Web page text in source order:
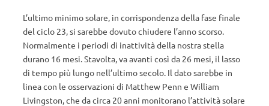
L’ultimo minimo solare, in corrispondenza della fase finale
del ciclo 23, si sarebbe dovuto chiudere l’anno scorso.
Normalmente i periodi di inattività della nostra stella
durano 16 mesi. Stavolta, va avanti così da 26 mesi, il lasso
di tempo più lungo nell’ultimo secolo. Il dato sarebbe in
linea con le osservazioni di Matthew Penn e William
Livingston, che da circa 20 anni monitorano l’attività solare